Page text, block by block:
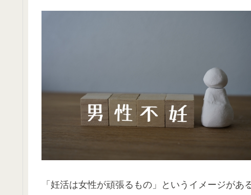
「妊活は女性が頑張るもの」というイメージが